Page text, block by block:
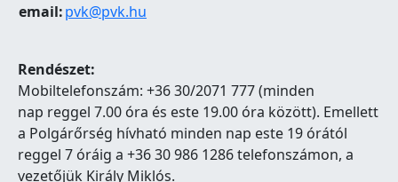
email:pvk@pvk.hu
Rendészet:
Mobiltelefonszám: +36 30/2071 777 (minden
nap reggel 7.00 óra és este 19.00 óra között). Emellett
a Polgárőrség hívható minden nap este 19 órától
reggel 7 óráig a +36 30 986 1286 telefonszámon, a
vezetőjük Király Miklós.